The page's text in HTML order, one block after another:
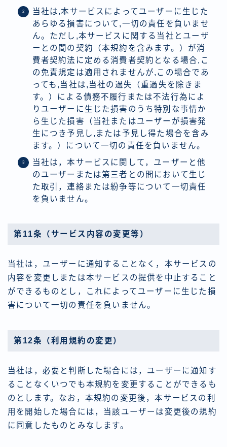
当社は,本サービスによってユーザーに生じた
あらゆる損害について,一切の責任を負いませ
ん。ただし,本サービスに関する当社とユーザ
ーとの間の契約（本規約を含みます。）が消
費者契約法に定める消費者契約となる場合,こ
の免責規定は適用されませんが,この場合であ
っても,当社は,当社の過失（重過失を除きま
す。）による債務不履行または不法行為によ
りユーザーに生じた損害のうち特別な事情か
ら生じた損害（当社またはユーザーが損害発
生につき予見し,または予見し得た場合を含み
ます。）について一切の責任を負いません。
当社は，本サービスに関して，ユーザーと他
のユーザーまたは第三者との間において生じ
た取引，連絡または紛争等について一切責任
を負いません。
第11条（サービス内容の変更等）
当社は，ユーザーに通知することなく，本サービスの
内容を変更しまたは本サービスの提供を中止すること
ができるものとし，これによってユーザーに生じた損
害について一切の責任を負いません。
第12条（利用規約の変更）
当社は，必要と判断した場合には，ユーザーに通知す
ることなくいつでも本規約を変更することができるも
のとします。なお，本規約の変更後，本サービスの利
用を開始した場合には，当該ユーザーは変更後の規約
に同意したものとみなします。